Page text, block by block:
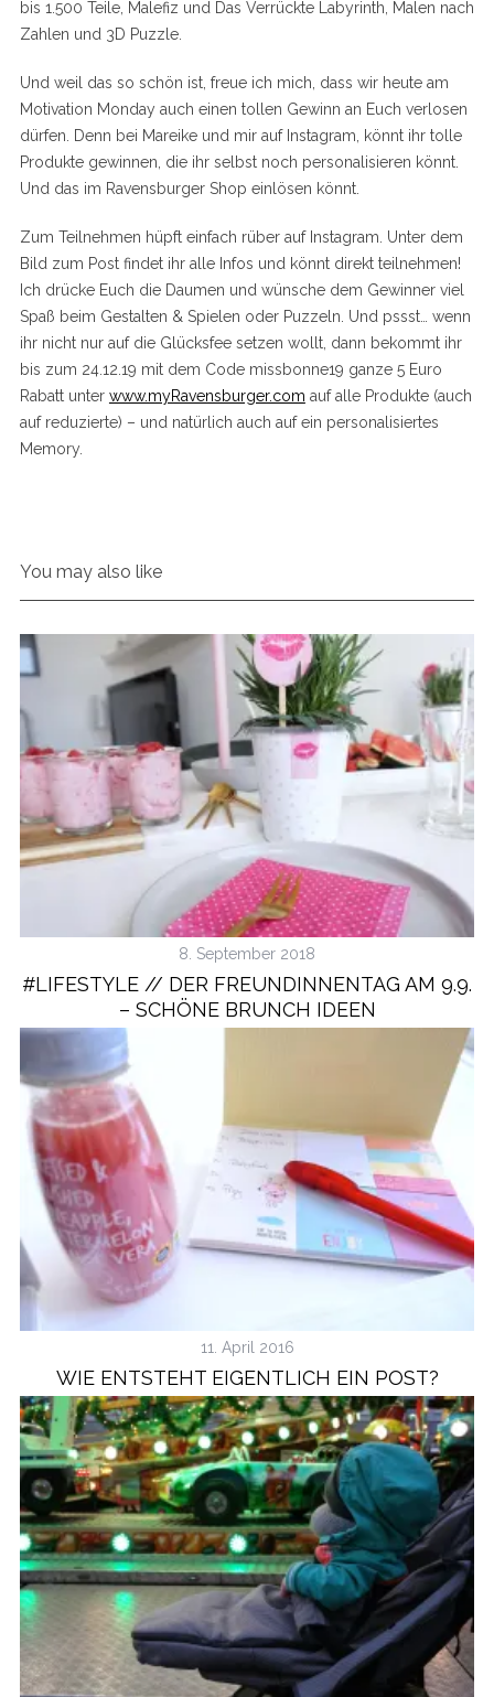
bis 1.500 Teile, Malefiz und Das Verrückte Labyrinth, Malen nach
Zahlen und 3D Puzzle.
Und weil das so schön ist, freue ich mich, dass wir heute am
Motivation Monday auch einen tollen Gewinn an Euch verlosen
dürfen. Denn bei Mareike und mir auf Instagram, könnt ihr tolle
Produkte gewinnen, die ihr selbst noch personalisieren könnt.
Und das im Ravensburger Shop einlösen könnt.
Zum Teilnehmen hüpft einfach rüber auf Instagram. Unter dem
Bild zum Post findet ihr alle Infos und könnt direkt teilnehmen!
Ich drücke Euch die Daumen und wünsche dem Gewinner viel
Spaß beim Gestalten & Spielen oder Puzzeln. Und pssst… wenn
ihr nicht nur auf die Glücksfee setzen wollt, dann bekommt ihr
bis zum 24.12.19 mit dem Code missbonne19 ganze 5 Euro
Rabatt unter www.myRavensburger.com auf alle Produkte (auch
auf reduzierte) – und natürlich auch auf ein personalisiertes
Memory.
You may also like
8. September 2018
#LIFESTYLE // DER FREUNDINNENTAG AM 9.9.
– SCHÖNE BRUNCH IDEEN
11. April 2016
WIE ENTSTEHT EIGENTLICH EIN POST?